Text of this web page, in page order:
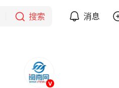
搜索 消息